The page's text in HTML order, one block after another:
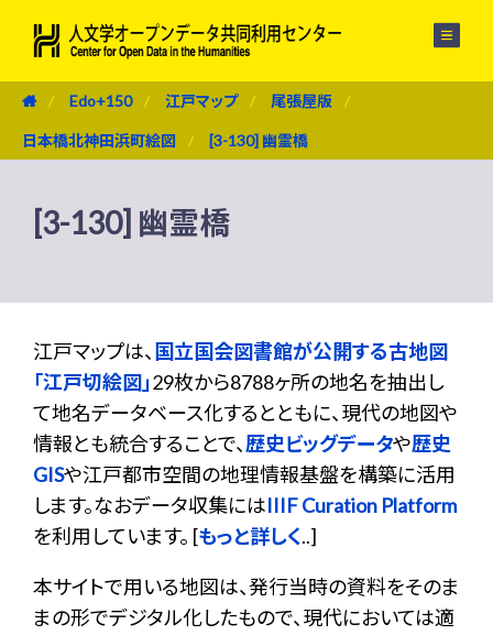
Edo+150 江戸マップ 尾張屋版
日本橋北神田浜町絵図 [3-130] 幽霊橋
[3-130] 幽霊橋
江戸マップは、 国立国会図書館が公開する古地図
「江戸切絵図」29枚から8788ヶ所の地名を抽出し
て地名データベース化するとともに、現代の地図や
情報とも統合することで、歴史ビッグデータや歴史
GISや江戸都市空間の地理情報基盤を構築に活用
します。なおデータ収集にはIIIF Curation Platform
を利用しています。 [もっと詳しく..]
本サイトで用いる地図は、発行当時の資料をそのま
まの形でデジタル化したもので、現代においては適